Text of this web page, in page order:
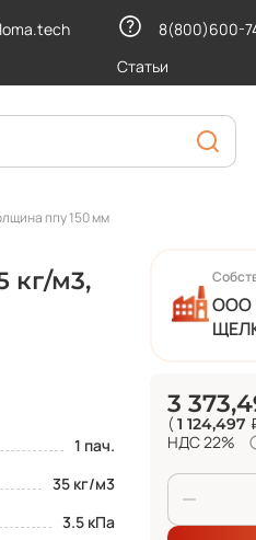
8(800)600-
Статьи
ппу 150 мм
кг/м3,
1 пач.
35 кг/м3
3.5 кПа
ООО
3
( 1 124,497
НДС 22%